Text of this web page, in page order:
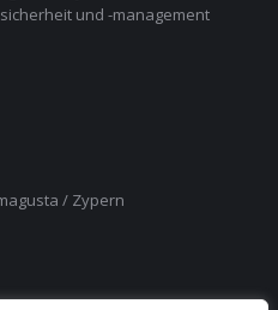
und -management
/ Zypern